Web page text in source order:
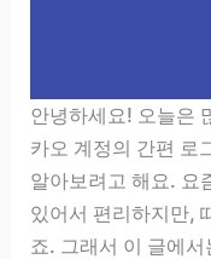
안녕하세요! 오늘은
카오 계정의 간편 로
알아보려고 해요. 요
있어서 편리하지만,
죠. 그래서 이 글에